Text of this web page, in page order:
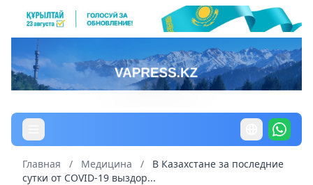
Главная / Медицина /
В Казахстане за последние
сутки от COVID-19 выздор...